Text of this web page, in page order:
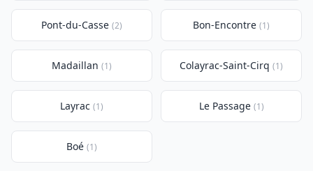
Pont-du-Casse (2) Bon-Encontre (1)
Madaillan (1) Colayrac-Saint-Cirq (1)
Layrac (1) Le Passage (1)
Boé (1)